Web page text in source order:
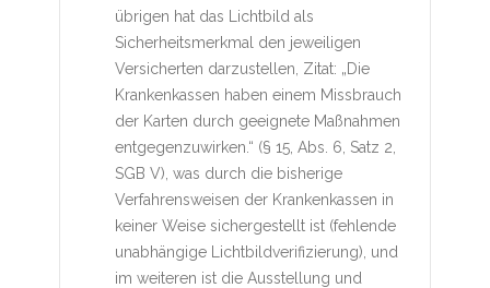
übrigen hat das Lichtbild als
Sicherheitsmerkmal den jeweiligen
Versicherten darzustellen, Zitat: „Die
Krankenkassen haben einem Missbrauch
der Karten durch geeignete Maßnahmen
entgegenzuwirken.“ (§ 15, Abs. 6, Satz 2,
SGB V), was durch die bisherige
Verfahrensweisen der Krankenkassen in
keiner Weise sichergestellt ist (fehlende
unabhängige Lichtbildverifizierung), und
im weiteren ist die Ausstellung und